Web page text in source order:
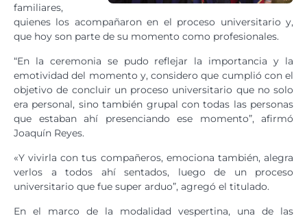
familiares,
quienes los acompañaron en el proceso universitario y,
que hoy son parte de su momento como profesionales.
“En la ceremonia se pudo reflejar la importancia y la
emotividad del momento y, considero que cumplió con el
objetivo de concluir un proceso universitario que no solo
era personal, sino también grupal con todas las personas
que estaban ahí presenciando ese momento”, afirmó
Joaquín Reyes.
«Y vivirla con tus compañeros, emociona también, alegra
verlos a todos ahí sentados, luego de un proceso
universitario que fue super arduo”, agregó el titulado.
En el marco de la modalidad vespertina, una de las